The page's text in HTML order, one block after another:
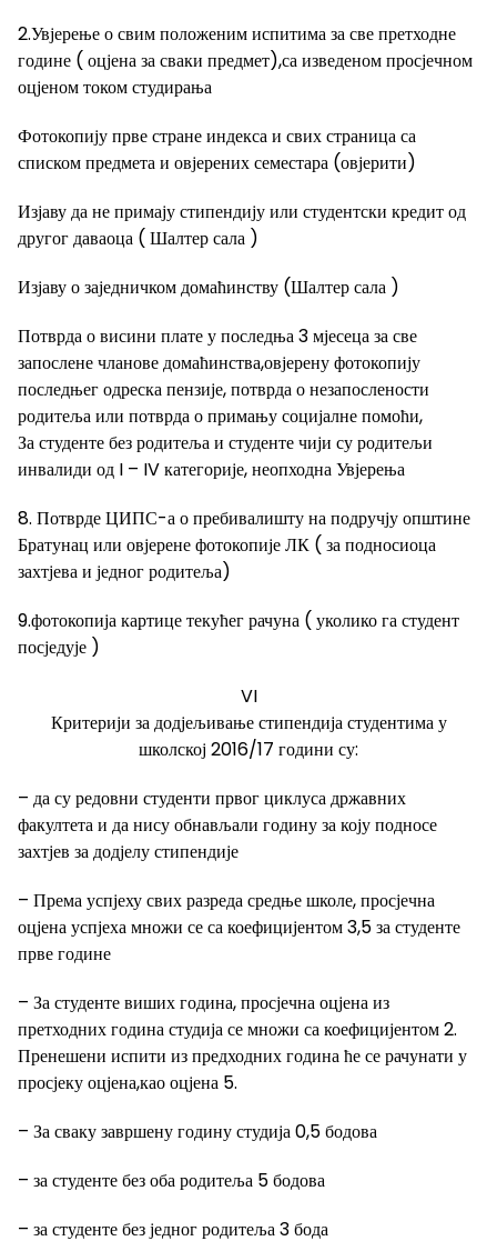
2.Увјерење о свим положеним испитима за све претходне
године ( оцјена за сваки предмет),са изведеном просјечном
оцјеном током студирања
Фотокопију прве стране индекса и свих страница са
списком предмета и овјерених семестара (овјерити)
Изјаву да не примају стипендију или студентски кредит од
другог даваоца ( Шалтер сала )
Изјаву о заједничком домаћинству (Шалтер сала )
Потврда о висини плате у последња 3 мјесеца за све
запослене чланове домаћинства,овјерену фотокопију
последњег одреска пензије, потврда о незапослености
родитеља или потврда о примању социјалне помоћи,
За студенте без родитеља и студенте чији су родитељи
инвалиди од I – IV категорије, неопходна Увјерења
8. Потврде ЦИПС-а о пребивалишту на подручју општине
Братунац или овјерене фотокопије ЛК ( за подносиоца
захтјева и једног родитеља)
9.фотокопија картице текућег рачуна ( уколико га студент
посједује )
VI
Критерији за додјељивање стипендија студентима у
школској 2016/17 години су:
– да су редовни студенти првог циклуса државних
факултета и да нису обнављали годину за коју подносе
захтјев за додјелу стипендије
– Према успјеху свих разреда средње школе, просјечна
оцјена успјеха множи се са коефицијентом 3,5 за студенте
прве године
– За студенте виших година, просјечна оцјена из
претходних година студија се множи са коефицијентом 2.
Пренешени испити из предходних година ће се рачунати у
просјеку оцјена,као оцјена 5.
– За сваку завршену годину студија 0,5 бодова
– за студенте без оба родитеља 5 бодова
– за студенте без једног родитеља 3 бода